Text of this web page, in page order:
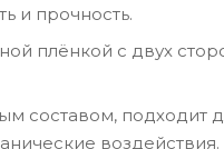
и прочность.
плёнкой с двух
составом, подходит
воздействия.